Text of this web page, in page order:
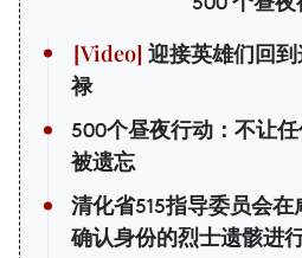
迎接英雄们回
禄
500个昼夜行动：不让
被遗忘
清化省515指导委员会
确认身份的烈士遗骸进